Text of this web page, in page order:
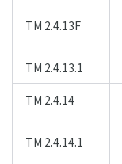
TM 2.4.13F
TM 2.4.13.1
TM 2.4.14
TM 2.4.14.1